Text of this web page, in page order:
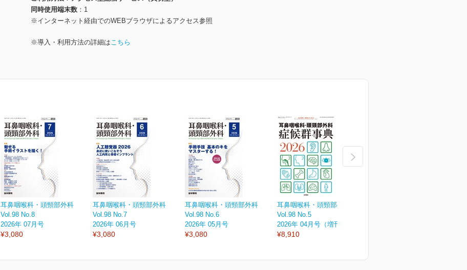
同時使用端末数
1
※インターネット経由でのWEBブラウザによるアクセス参照
※導入・利用方法の詳細はこちら
耳鼻咽喉科・頭頸部外科
Vol.98 No.8
2026年 07月号
¥3,080
耳鼻咽喉科・頭頸部外科
Vol.98 No.7
2026年 06月号
¥3,080
耳鼻咽喉科・頭頸部外科
Vol.98 No.6
2026年 05月号
¥3,080
耳鼻咽喉科・頭頸部外科
Vol.98 No.5
2026年 04月号（増刊号）
¥8,910